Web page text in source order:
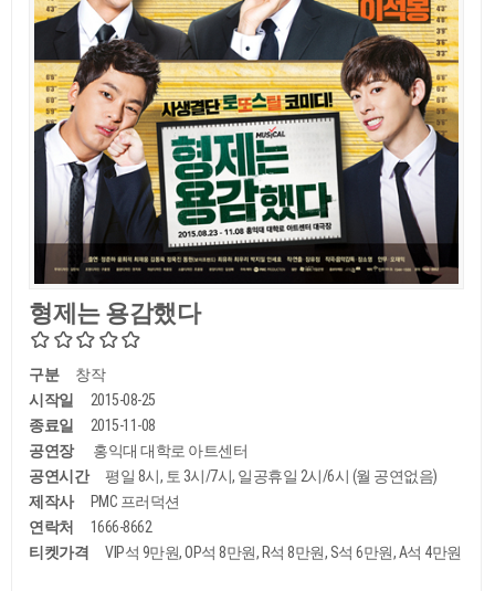
형제는 용감했다
구분
창작
시작일
2015-08-25
종료일
2015-11-08
공연장
홍익대 대학로 아트센터
공연시간
평일 8시, 토 3시/7시, 일공휴일 2시/6시 (월 공연없음)
제작사
PMC 프러덕션
연락처
1666-8662
티켓가격
VIP석 9만원, OP석 8만원, R석 8만원, S석 6만원, A석 4만원